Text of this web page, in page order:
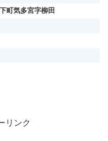
町気多宮字柳田
リンク